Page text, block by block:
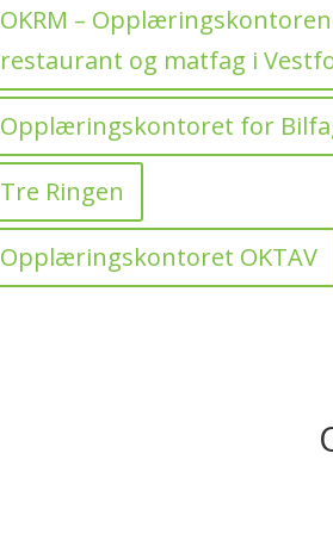
OKRM –
restaurant og matfag i
Opplæringskontoret for
Tre Ringen
Opplæringskontoret OKTAV